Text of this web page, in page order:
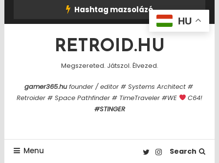
Hashtag mazsolázó
RETROID.HU
Megszereted. Játszol. Élvezed.
gamer365.hufounder / editor # Systems Architect #
Retroider # Space Pathfinder # TimeTraveler #WE
C64!
#STINGER
Menu Search
HU